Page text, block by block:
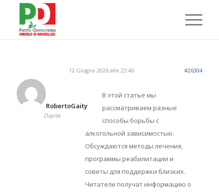
12 Giugno 2026 alle 23:46 #26304
RobertoGaity
Ospite
В этой статье мы
рассматриваем разные
способы борьбы с
алкогольной зависимостью.
Обсуждаются методы лечения,
программы реабилитации и
советы для поддержки близких.
Читатели получат информацию о